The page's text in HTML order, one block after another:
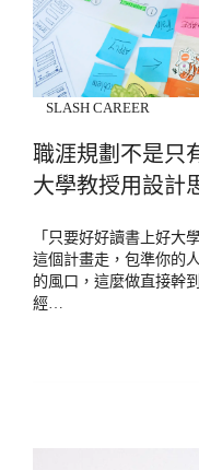
SLASH CAREER
職涯規劃不是只
大學教授用設計
「只要好好讀書上好大
這個計畫走，包準你的
的風口，這麼做直接幹
經…